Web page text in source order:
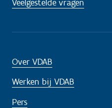
Veelgestelde vragen
Over VDAB
Werken bij VDAB
Pers